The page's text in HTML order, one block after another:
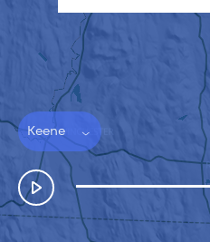
Keene
GUIDE
NOUS